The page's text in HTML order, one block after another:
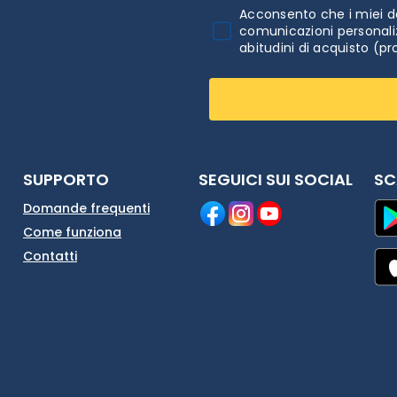
Acconsento che i miei
comunicazioni
abitudini di acquisto
SUPPORTO
Domande frequenti
Come funziona
Contatti
SEGUICI SUI SOCIAL